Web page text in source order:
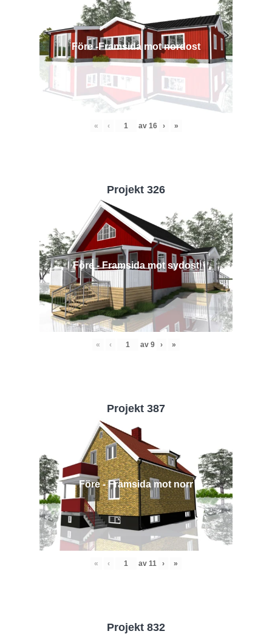
Före -Framsida mot nordost
« ‹ av 16 › »
Projekt 326
Före - Framsida mot sydost
« ‹ av 9 › »
Projekt 387
Före - Framsida mot norr
« ‹ av 11 › »
Projekt 832